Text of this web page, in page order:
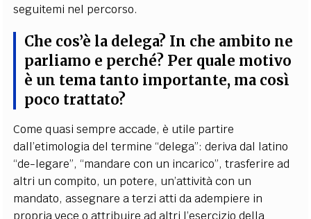
seguitemi nel percorso.
Che cos’è la delega? In che ambito ne
parliamo e perché? Per quale motivo
è un tema tanto importante, ma così
poco trattato?
Come quasi sempre accade, è utile partire
dall’etimologia del termine “delega”: deriva dal latino
“de-legare”, “mandare con un incarico”, trasferire ad
altri un compito, un potere, un’attività con un
mandato, assegnare a terzi atti da adempiere in
propria vece o attribuire ad altri l’esercizio della